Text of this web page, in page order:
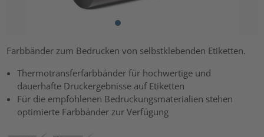
Farbbänder zum Bedrucken von selbstklebenden Etiketten.
Thermotransferfarbbänder für hochwertige und
dauerhafte Druckergebnisse auf Etiketten
Für die empfohlenen Bedruckungsmaterialien stehen
optimierte Farbbänder zur Verfügung